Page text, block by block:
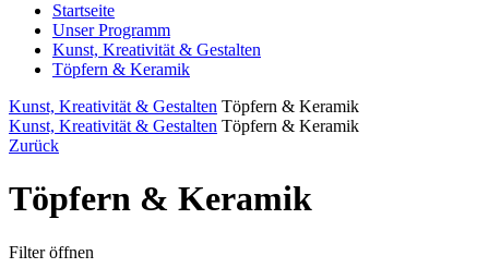
Startseite
Unser Programm
Kunst, Kreativität & Gestalten
Töpfern & Keramik
Kunst, Kreativität & Gestalten Töpfern & Keramik
Kunst, Kreativität & Gestalten Töpfern & Keramik
Zurück
Töpfern & Keramik
Filter öffnen